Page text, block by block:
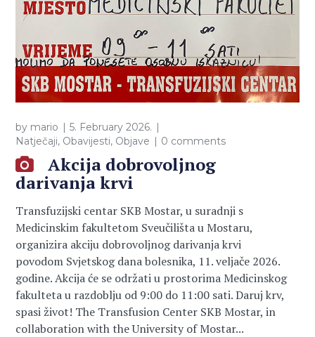
by mario
5. February 2026.
Natječaji, Obavijesti, Objave 0 comments
Akcija dobrovoljnog
darivanja krvi
Transfuzijski centar SKB Mostar, u suradnji s
Medicinskim fakultetom Sveučilišta u Mostaru,
organizira akciju dobrovoljnog darivanja krvi
povodom Svjetskog dana bolesnika, 11. veljače 2026.
godine. Akcija će se održati u prostorima Medicinskog
fakulteta u razdoblju od 9:00 do 11:00 sati. Daruj krv,
spasi život! The Transfusion Center SKB Mostar, in
collaboration with the University of Mostar...